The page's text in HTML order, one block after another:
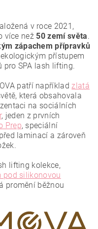
v roce 2021,
více než 50 zemí světa.
zápachem přípravků
přístupem
SPA lash lifting.
patří například zlatá
která obsahovala
na sociálních
, jeden z prvních
Prep, speciální
laminací a zároveň
lifting kolekce,
pod silikonovou
promění běžnou